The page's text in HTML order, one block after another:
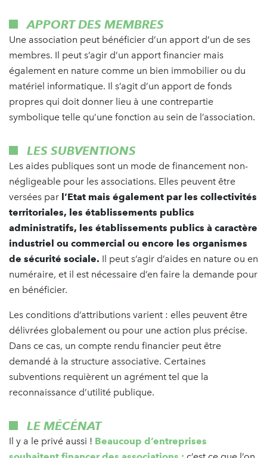
APPORT DES MEMBRES
Une association peut bénéficier d’un apport d’un de ses
membres. Il peut s’agir d’un apport financier mais
également en nature comme un bien immobilier ou du
matériel informatique. Il s’agit d’un apport de fonds
propres qui doit donner lieu à une contrepartie
symbolique telle qu’une fonction au sein de l’association.
LES SUBVENTIONS
Les aides publiques sont un mode de financement non-
négligeable pour les associations. Elles peuvent être
versées par l’Etat mais également par les collectivités
territoriales, les établissements publics
administratifs, les établissements publics à caractère
industriel ou commercial ou encore les organismes
de sécurité sociale. Il peut s’agir d’aides en nature ou en
numéraire, et il est nécessaire d’en faire la demande pour
en bénéficier.
Les conditions d’attributions varient : elles peuvent être
délivrées globalement ou pour une action plus précise.
Dans ce cas, un compte rendu financier peut être
demandé à la structure associative. Certaines
subventions requièrent un agrément tel que la
reconnaissance d’utilité publique.
LE MÉCÉNAT
Il y a le privé aussi ! Beaucoup d’entreprises